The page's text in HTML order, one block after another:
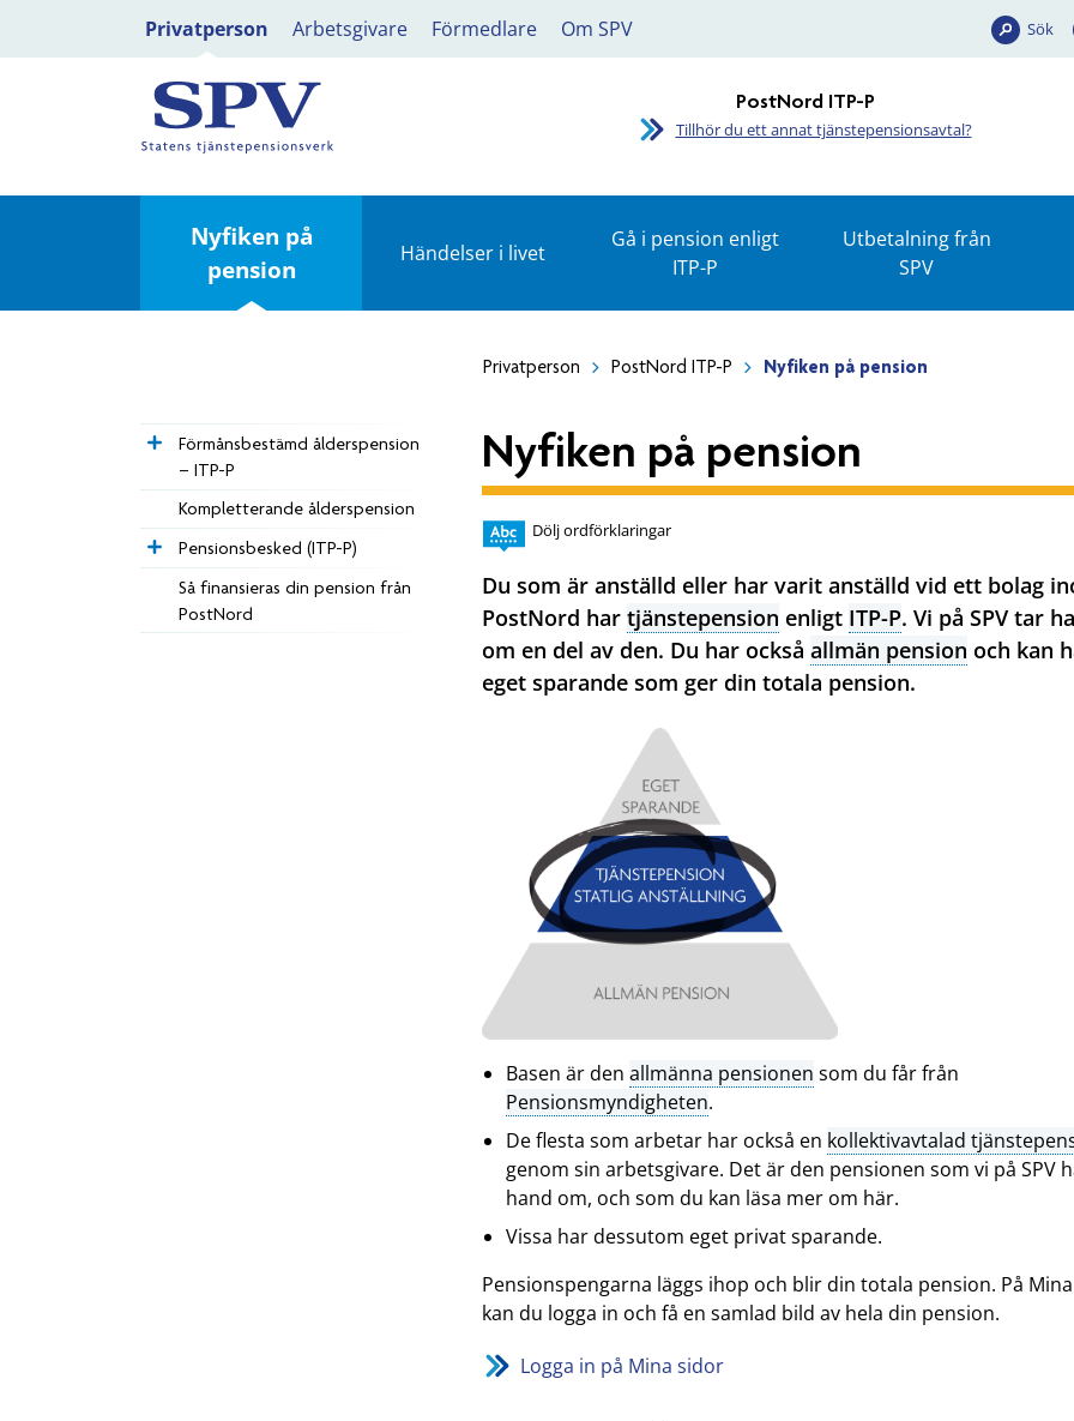
Privatperson Arbetsgivare Förmedlare Om SPV Sök
PostNord ITP-P
Tillhör du ett annat tjänstepensionsavtal?
Nyfiken på
pension
Händelser i livet
Gå i pension enligt
ITP-P
Utbetalning från
SPV
Privatperson PostNord ITP-P Nyfiken på pension
Förmånsbestämd ålderspension
– ITP-P
Kompletterande ålderspension
Pensionsbesked (ITP-P)
Så finansieras din pension från
PostNord
Nyfiken på pension
Dölj ordförklaringar
Du som är anställd eller har varit anställd vid ett bolag
PostNord har tjänstepension enligt ITP-P. Vi på SPV tar
om en del av den. Du har också allmän pension och kan
eget sparande som ger din totala pension.
Basen är den allmänna pensionen som du får från
Pensionsmyndigheten.
De flesta som arbetar har också en kollektivavtalad
genom sin arbetsgivare. Det är den pensionen som vi på SPV
hand om, och som du kan läsa mer om här.
Vissa har dessutom eget privat sparande.
Pensionspengarna läggs ihop och blir din totala pension. På
kan du logga in och få en samlad bild av hela din pension.
Logga in på Mina sidor